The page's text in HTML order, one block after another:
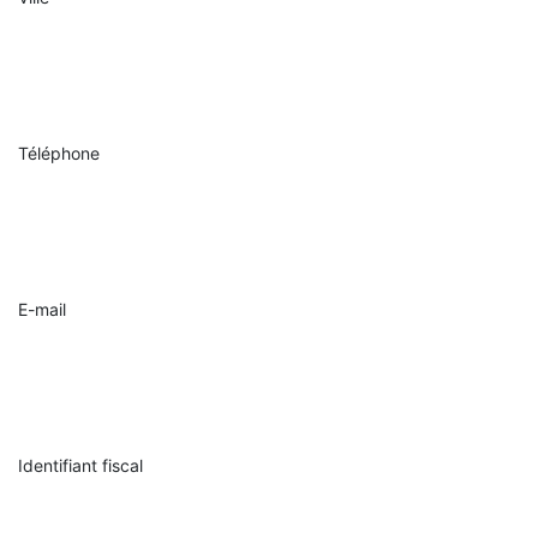
Téléphone
E-mail
Identifiant fiscal